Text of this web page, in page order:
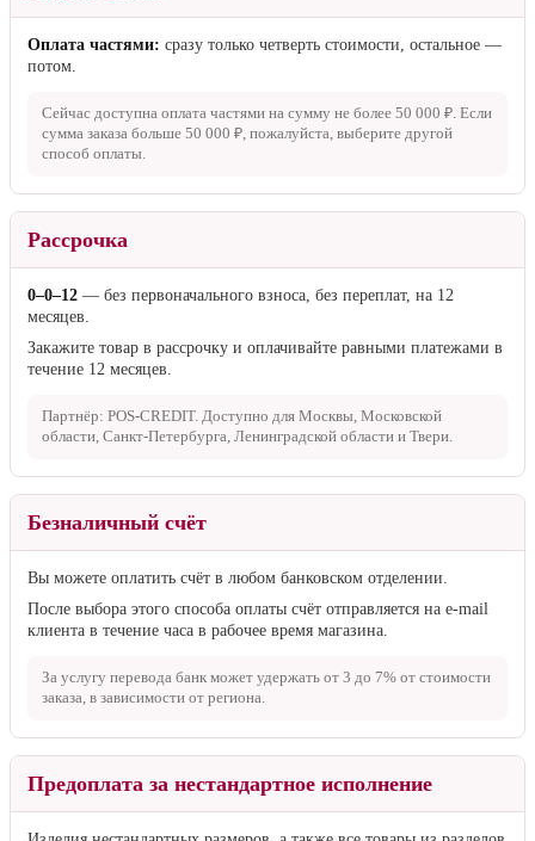
Оплата частями: сразу только четверть стоимости, остальное —
потом.
Сейчас доступна оплата частями на сумму не более 50 000 ₽. Если
сумма заказа больше 50 000 ₽, пожалуйста, выберите другой
способ оплаты.
Рассрочка
0–0–12 — без первоначального взноса, без переплат, на 12
месяцев.
Закажите товар в рассрочку и оплачивайте равными платежами в
течение 12 месяцев.
Партнёр: POS-CREDIT. Доступно для Москвы, Московской
области, Санкт-Петербурга, Ленинградской области и Твери.
Безналичный счёт
Вы можете оплатить счёт в любом банковском отделении.
После выбора этого способа оплаты счёт отправляется на e-mail
клиента в течение часа в рабочее время магазина.
За услугу перевода банк может удержать от 3 до 7% от стоимости
заказа, в зависимости от региона.
Предоплата за нестандартное исполнение